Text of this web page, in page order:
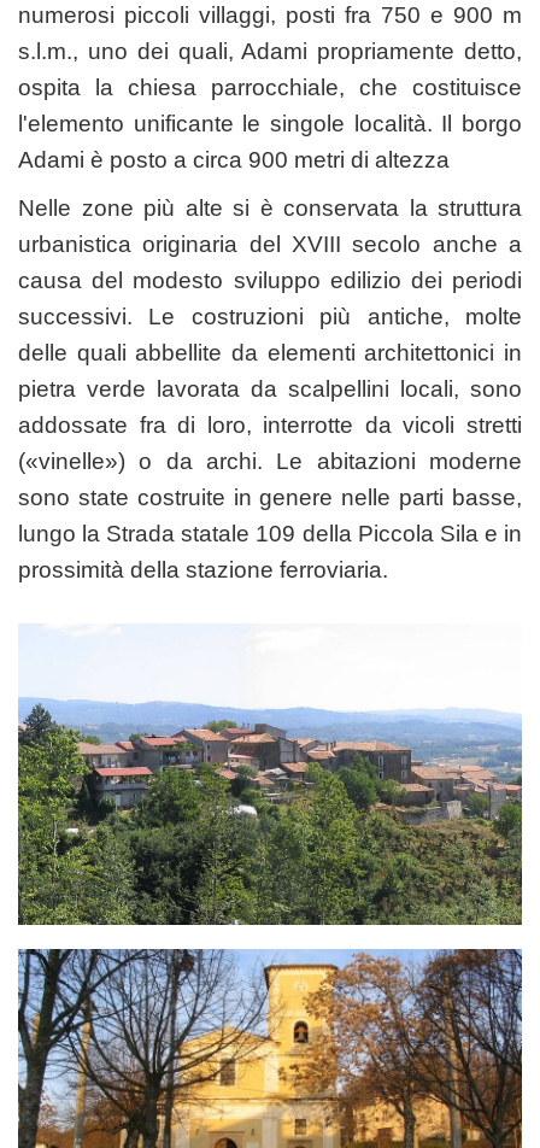
numerosi piccoli villaggi, posti fra 750 e 900 m
s.l.m., uno dei quali, Adami propriamente detto,
ospita la chiesa parrocchiale, che costituisce
l'elemento unificante le singole località. Il borgo
Adami è posto a circa 900 metri di altezza
Nelle zone più alte si è conservata la struttura
urbanistica originaria del XVIII secolo anche a
causa del modesto sviluppo edilizio dei periodi
successivi. Le costruzioni più antiche, molte
delle quali abbellite da elementi architettonici in
pietra verde lavorata da scalpellini locali, sono
addossate fra di loro, interrotte da vicoli stretti
(«vinelle») o da archi. Le abitazioni moderne
sono state costruite in genere nelle parti basse,
lungo la Strada statale 109 della Piccola Sila e in
prossimità della stazione ferroviaria.